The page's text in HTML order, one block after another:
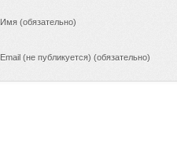
Имя (обязательно)
Email (не публикуется) (обязательно)